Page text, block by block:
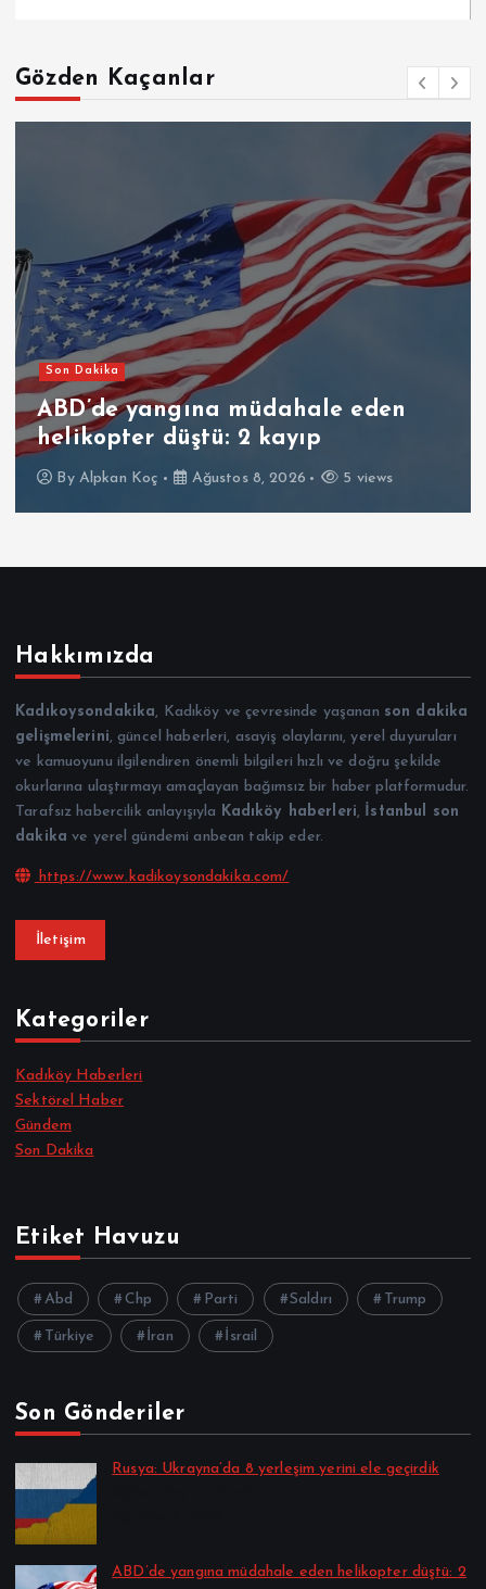
Gözden Kaçanlar
Son Dakika
ABD istihbaratı: Rusya bir NATO
ülkesine saldırı düzenleyebilir
By Alpkan Koç Ağustos 8, 2026 8 views
Hakkımızda
Kadıkoysondakika, Kadıköy ve çevresinde yaşanan son dakika
gelişmelerini, güncel haberleri, asayiş olaylarını, yerel duyuruları
ve kamuoyunu ilgilendiren önemli bilgileri hızlı ve doğru şekilde
okurlarına ulaştırmayı amaçlayan bağımsız bir haber platformudur.
Tarafsız habercilik anlayışıyla Kadıköy haberleri, İstanbul son
dakika ve yerel gündemi anbean takip eder.
https://www.kadikoysondakika.com/
İletişim
Kategoriler
Kadıköy Haberleri
Sektörel Haber
Gündem
Son Dakika
Etiket Havuzu
Abd Chp Parti Saldırı Trump
Türkiye İran İsrail
Son Gönderiler
Rusya: Ukrayna’da 8 yerleşim yerini ele geçirdik
ABD’de yangına müdahale eden helikopter düştü: 2